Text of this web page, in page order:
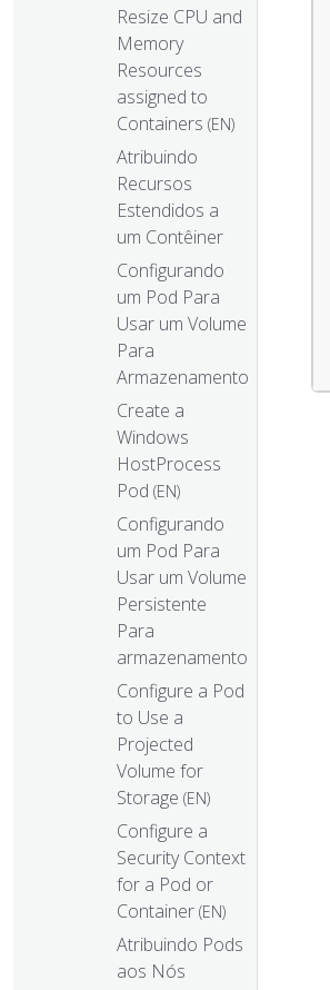
Resize CPU and
Memory
Resources
assigned to
Containers (EN)
Atribuindo
Recursos
Estendidos a
um Contêiner
Configurando
um Pod Para
Usar um Volume
Para
Armazenamento
Create a
Windows
HostProcess
Pod (EN)
Configurando
um Pod Para
Usar um Volume
Persistente
Para
armazenamento
Configure a Pod
to Use a
Projected
Volume for
Storage (EN)
Configure a
Security Context
for a Pod or
Container (EN)
Atribuindo Pods
aos Nós